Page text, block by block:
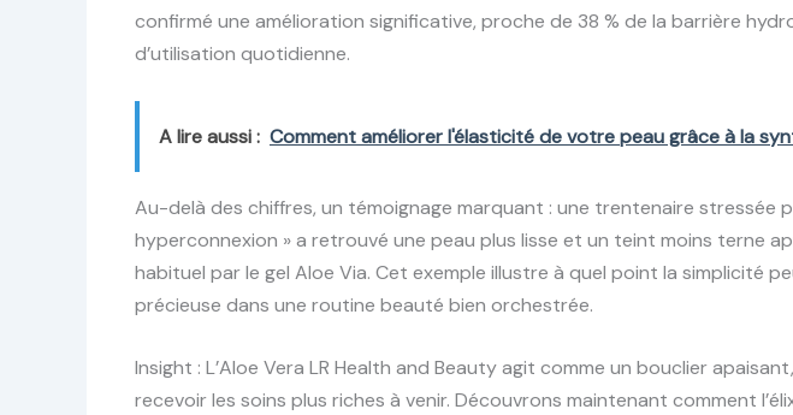
confirmé une amélioration significative, proche de 38 % de la barrière
d’utilisation quotidienne.
A lire aussi : Comment améliorer l'élasticité de votre peau grâce à la
Au-delà des chiffres, un témoignage marquant : une trentenaire stressée
hyperconnexion » a retrouvé une peau plus lisse et un teint moins terne
habituel par le gel Aloe Via. Cet exemple illustre à quel point la simplicité
précieuse dans une routine beauté bien orchestrée.
Insight : L’Aloe Vera LR Health and Beauty agit comme un bouclier
recevoir les soins plus riches à venir. Découvrons maintenant comment